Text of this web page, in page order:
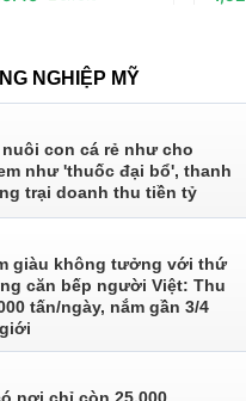
NGHIỆP MỸ
con cá rẻ như cho
như 'thuốc đại bổ', thanh
trại doanh thu tiền tỷ
giàu không tưởng với thứ
căn bếp người Việt: Thu
tấn/ngày, nắm gần 3/4